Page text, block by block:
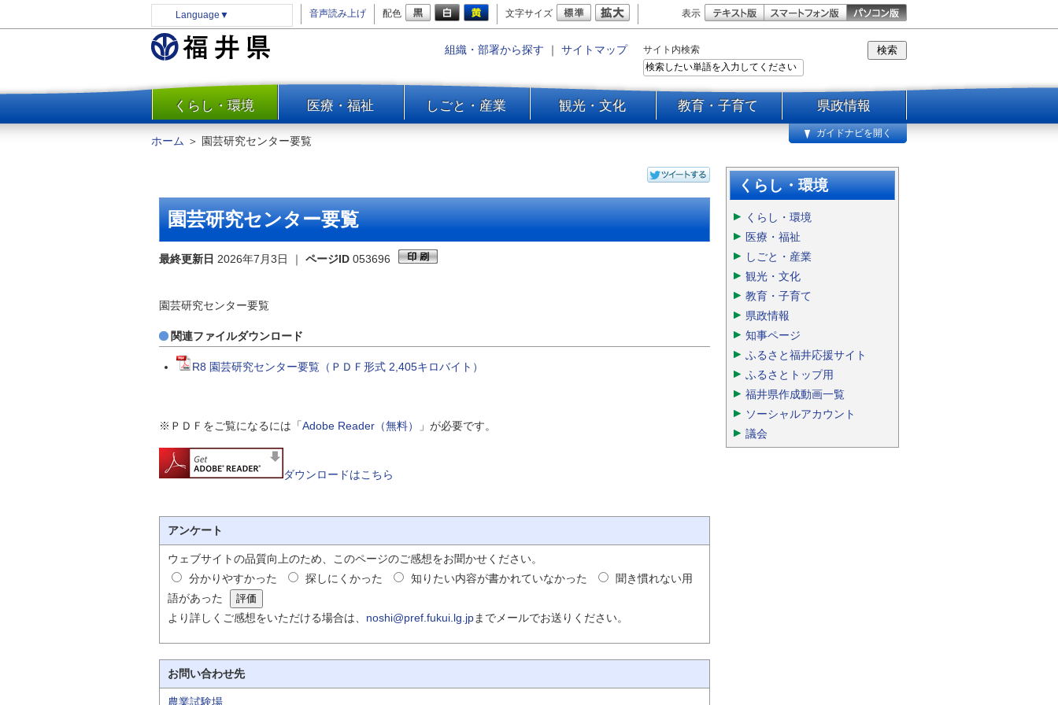
Language ▼ 音声読み上げ 配色 文字サイズ 表示
組織・部署から探す ｜ サイトマップ サイト内検索
一覧
くらし・環境 医療・福祉 しごと・産業 観光・文化 教育・子育て 県政情報
防災
水道・エネルギー
住まい・土地
環境問題・廃棄物対策・リサ
イクル
河川・砂防・港湾
自然
ホーム ＞ 園芸研究センター要覧
ガイドナビを開く
園芸研究センター要覧
最終更新日 2026年7月3日 ｜ ページID 053696
園芸研究センター要覧
関連ファイルダウンロード
R8 園芸研究センター要覧（ＰＤＦ形式 2,405キロバイト）
※ＰＤＦをご覧になるには「Adobe Reader（無料） 」が必要です。
ダウンロードはこちら
アンケート
ウェブサイトの品質向上のため、このページのご感想をお聞かせください。
分かりやすかった
探しにくかった 知りたい内容が書かれていなかった
聞き慣れない用
語があった
より詳しくご感想をいただける場合は、 noshi@pref.fukui.lg.jpまでメールでお送りください。
お問い合わせ先
農業試験場
くらし・環境
くらし・環境
医療・福祉
しごと・産業
観光・文化
教育・子育て
県政情報
知事ページ
ふるさと福井応援サイト
ふるさとトップ用
福井県作成動画一覧
ソーシャルアカウント
議会